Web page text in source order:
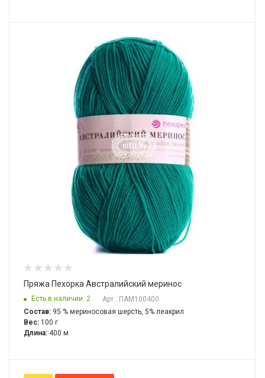
Пряжа Пехорка Австралийский меринос
Есть в наличии: 2
Арт.: ПАМ100400
Состав: 95 % мериносовая шерсть, 5% леакрил
Вес: 100 г
Длина: 400 м